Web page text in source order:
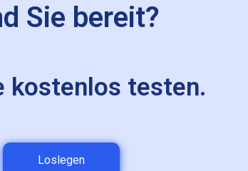
Sie bereit?
kostenlos testen.
Loslegen